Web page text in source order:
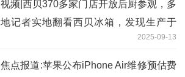
视频|西贝370多家门店开放后厨参观，多
地记者实地翻看西贝冰箱，发现生产于
2025-09-13
焦点报道:苹果公布iPhone Air维修预估费